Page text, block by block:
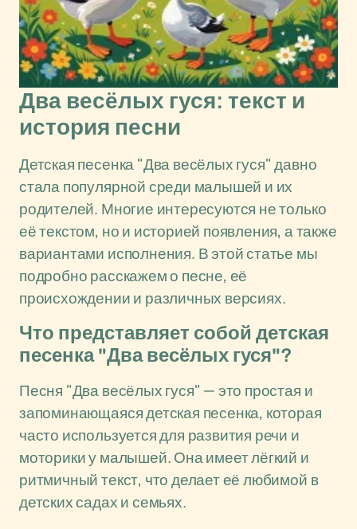
Два весёлых гуся: текст и
история песни
Детская песенка "Два весёлых гуся" давно
стала популярной среди малышей и их
родителей. Многие интересуются не только
её текстом, но и историей появления, а также
вариантами исполнения. В этой статье мы
подробно расскажем о песне, её
происхождении и различных версиях.
Что представляет собой детская
песенка "Два весёлых гуся"?
Песня "Два весёлых гуся" — это простая и
запоминающаяся детская песенка, которая
часто используется для развития речи и
моторики у малышей. Она имеет лёгкий и
ритмичный текст, что делает её любимой в
детских садах и семьях.